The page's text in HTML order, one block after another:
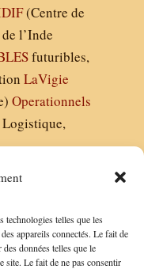
technologies telles que les
appareils connectés. Le fait de
données telles que le
site. Le fait de ne pas consentir
(Centre de
l’Inde
futuribles,
LaVigie
Operationnels
75016, Paris